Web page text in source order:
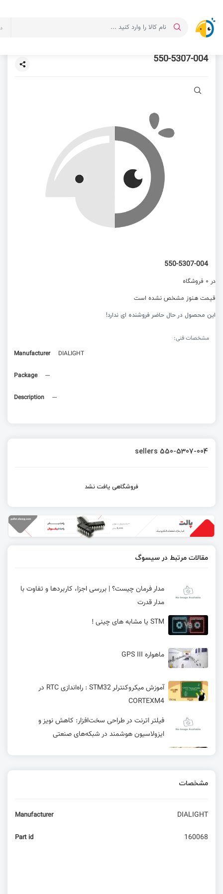
550-5307-004
550-5307-004
در 0 فروشگاه
قیمت هنوز مشخص نشده است
این محصول در حال حاضر فروشنده ای ندارد!
مشخصات فنی:
Manufacturer
DIALIGHT
Package ---
Description ---
sellers 550-5307-004
فروشگاهی یافت نشد
مقالات مرتبط در سیسوگ
مدار فرمان چیست؟ | بررسی اجزا، کاربردها و تفاوت با
مدار قدرت
STM یا مشابه های چینی !
ماهواره GPS III
آموزش میکروکنترلر STM32 : راه‌اندازی RTC در
CORTEXM4
فیلتر اترنت در طراحی سخت‌افزار: کاهش نویز و
ایزولاسیون هوشمند در شبکه‌های صنعتی
مشخصات
Manufacturer DIALIGHT
Part id 160068